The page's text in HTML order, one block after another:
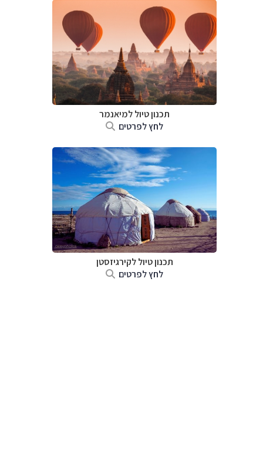
תכנון טיוללמיאנמר
לחץ לפרטים
תכנון טיוללקירגיזסטן
לחץ לפרטים